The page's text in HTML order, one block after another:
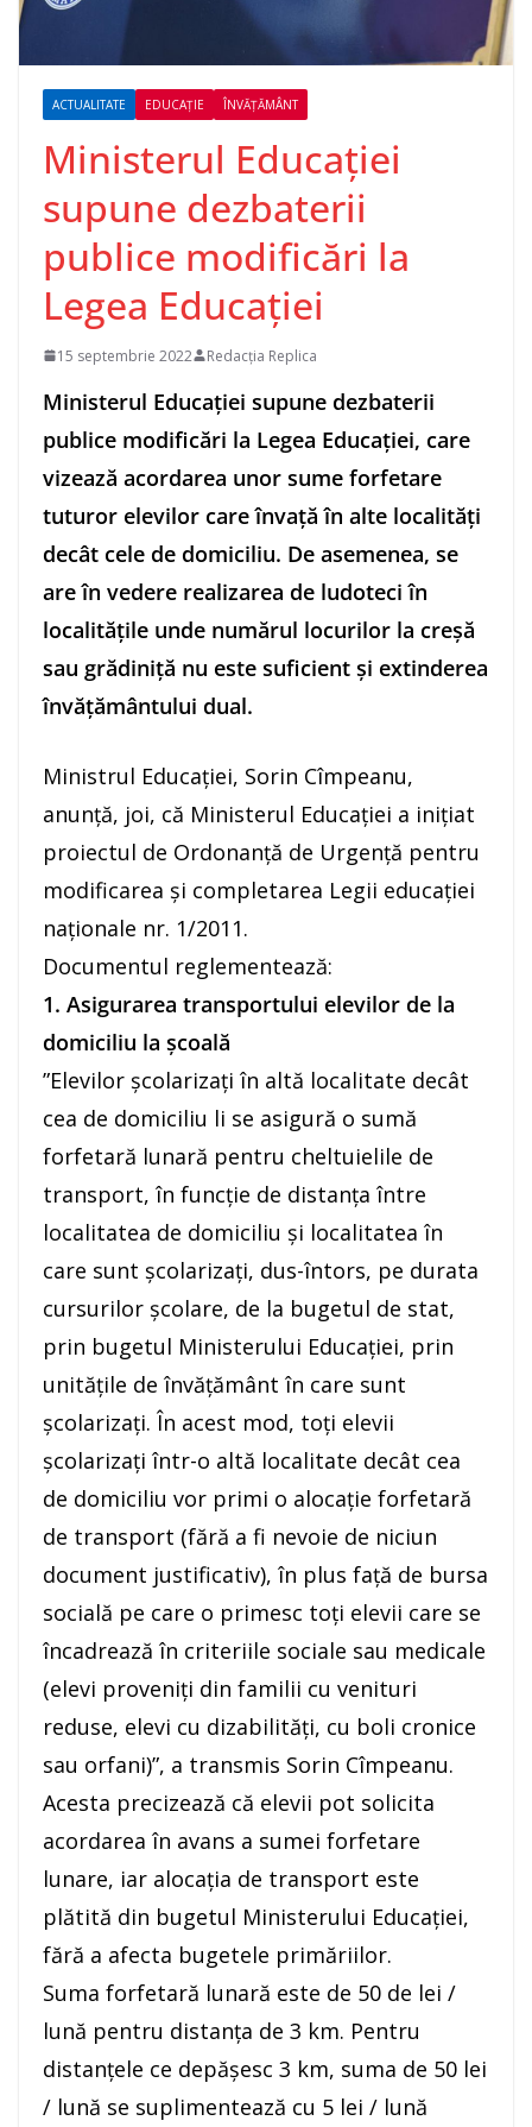
ACTUALITATE EDUCAȚIE ÎNVĂȚĂMÂNT
Ministerul Educaţiei
supune dezbaterii
publice modificări la
Legea Educaţiei
15 septembrie 2022 Redacția Replica
Ministerul Educaţiei supune dezbaterii
publice modificări la Legea Educaţiei, care
vizează acordarea unor sume forfetare
tuturor elevilor care învaţă în alte localităţi
decât cele de domiciliu. De asemenea, se
are în vedere realizarea de ludoteci în
localităţile unde numărul locurilor la creşă
sau grădiniţă nu este suficient şi extinderea
învăţământului dual.
Ministrul Educaţiei, Sorin Cîmpeanu,
anunţă, joi, că Ministerul Educaţiei a iniţiat
proiectul de Ordonanţă de Urgenţă pentru
modificarea şi completarea Legii educaţiei
naţionale nr. 1/2011.
Documentul reglementează:
1. Asigurarea transportului elevilor de la
domiciliu la şcoală
”Elevilor şcolarizaţi în altă localitate decât
cea de domiciliu li se asigură o sumă
forfetară lunară pentru cheltuielile de
transport, în funcţie de distanţa între
localitatea de domiciliu şi localitatea în
care sunt şcolarizaţi, dus-întors, pe durata
cursurilor şcolare, de la bugetul de stat,
prin bugetul Ministerului Educaţiei, prin
unităţile de învăţământ în care sunt
şcolarizaţi. În acest mod, toţi elevii
şcolarizaţi într-o altă localitate decât cea
de domiciliu vor primi o alocaţie forfetară
de transport (fără a fi nevoie de niciun
document justificativ), în plus faţă de bursa
socială pe care o primesc toţi elevii care se
încadrează în criteriile sociale sau medicale
(elevi proveniţi din familii cu venituri
reduse, elevi cu dizabilităţi, cu boli cronice
sau orfani)”, a transmis Sorin Cîmpeanu.
Acesta precizează că elevii pot solicita
acordarea în avans a sumei forfetare
lunare, iar alocaţia de transport este
plătită din bugetul Ministerului Educaţiei,
fără a afecta bugetele primăriilor.
Suma forfetară lunară este de 50 de lei /
lună pentru distanţa de 3 km. Pentru
distanţele ce depăşesc 3 km, suma de 50 lei
/ lună se suplimentează cu 5 lei / lună